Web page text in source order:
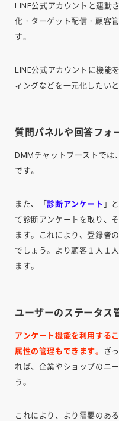
LINE公式アカウントと連動
化・ターゲット配信・顧客
す。
LINE公式アカウントに機能
ィングなどを一元化したい
質問パネルや回答フォ
DMMチャットブーストでは
です。
また、「診断アンケート 」
て診断アンケートを取り、
ます。これにより、登録者
でしょう。より顧客１人１
ます。
ユーザーのステータス
アンケート機能を利用する
属性の管理もできます。
ざ
れば、企業やショップのニ
う。
これにより、より需要のあ